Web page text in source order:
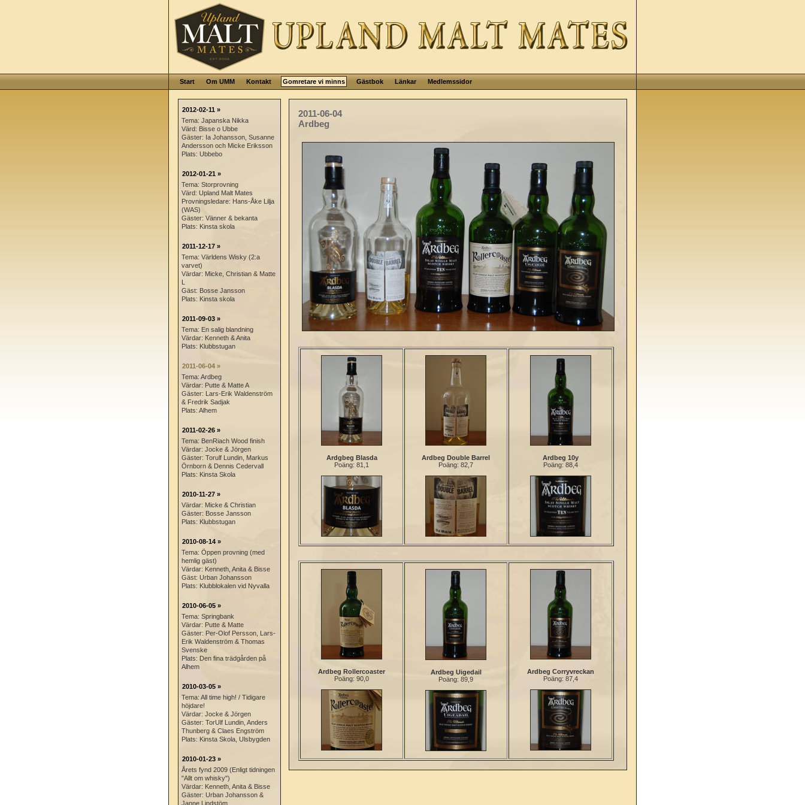
Start Om UMM Kontakt Gomretare vi minns Gästbok Länkar Medlemssidor
2012-02-11 »
Tema: Japanska Nikka
Värd: Bisse o Ubbe
Gäster: Ia Johansson, Susanne
Andersson och Micke Eriksson
Plats: Ubbebo
2012-01-21 »
Tema: Storprovning
Värd: Upland Malt Mates
Provningsledare: Hans-Åke Lilja
(WAS)
Gäster: Vänner & bekanta
Plats: Kinsta skola
2011-12-17 »
Tema: Världens Wisky (2:a
varvet)
Värdar: Micke, Christian & Matte
L
Gäst: Bosse Jansson
Plats: Kinsta skola
2011-09-03 »
Tema: En salig blandning
Värdar: Kenneth & Anita
Plats: Klubbstugan
2011-06-04 »
Tema: Ardbeg
Värdar: Putte & Matte A
Gäster: Lars-Erik Waldenström
& Fredrik Sadjak
Plats: Alhem
2011-02-26 »
Tema: BenRiach Wood finish
Värdar: Jocke & Jörgen
Gäster: Torulf Lundin, Markus
Örnborn & Dennis Cedervall
Plats: Kinsta Skola
2010-11-27 »
Värdar: Micke & Christian
Gäster: Bosse Jansson
Plats: Klubbstugan
2010-08-14 »
Tema: Öppen provning (med
hemlig gäst)
Värdar: Kenneth, Anita & Bisse
Gäst: Urban Johansson
Plats: Klubblokalen vid Nyvalla
2010-06-05 »
Tema: Springbank
Värdar: Putte & Matte
Gäster: Per-Olof Persson, Lars-
Erik Waldenström & Thomas
Svenske
Plats: Den fina trädgården på
Alhem
2010-03-05 »
Tema: All time high! / Tidigare
höjdare!
Värdar: Jocke & Jörgen
Gäster: TorUlf Lundin, Anders
Thunberg & Claes Engström
Plats: Kinsta Skola, Ulsbygden
2010-01-23 »
Årets fynd 2009 (Enligt tidningen
"Allt om whisky")
Värdar: Kenneth, Anita & Bisse
Gäster: Urban Johansson &
Janne Lindstöm
2011-06-04
Ardbeg
Ardgbeg Blasda
Poäng: 81,1
Ardbeg Double Barrel
Poäng: 82,7
Ardbeg 10y
Poäng: 88,4
Ardbeg Rollercoaster
Poäng: 90,0
Ardbeg Uigedail
Poäng: 89,9
Ardbeg Corryvreckan
Poäng: 87,4